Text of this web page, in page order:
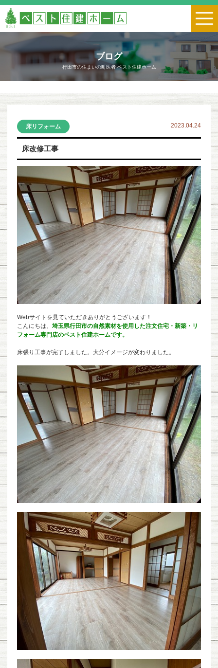
ブログ
行田市の住まいの町医者 ベスト住建ホーム
床リフォーム 2023.04.24
床改修工事
Webサイトを見ていただきありがとうございます！
こんにちは。 埼玉県行田市の自然素材を使用した注文住宅・新築・リ
フォーム専門店のベスト住建ホームです。
床張り工事が完了しました。大分イメージが変わりました。